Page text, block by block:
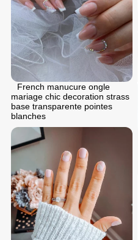
French manucure ongle
mariage chic decoration strass
base transparente pointes
blanches